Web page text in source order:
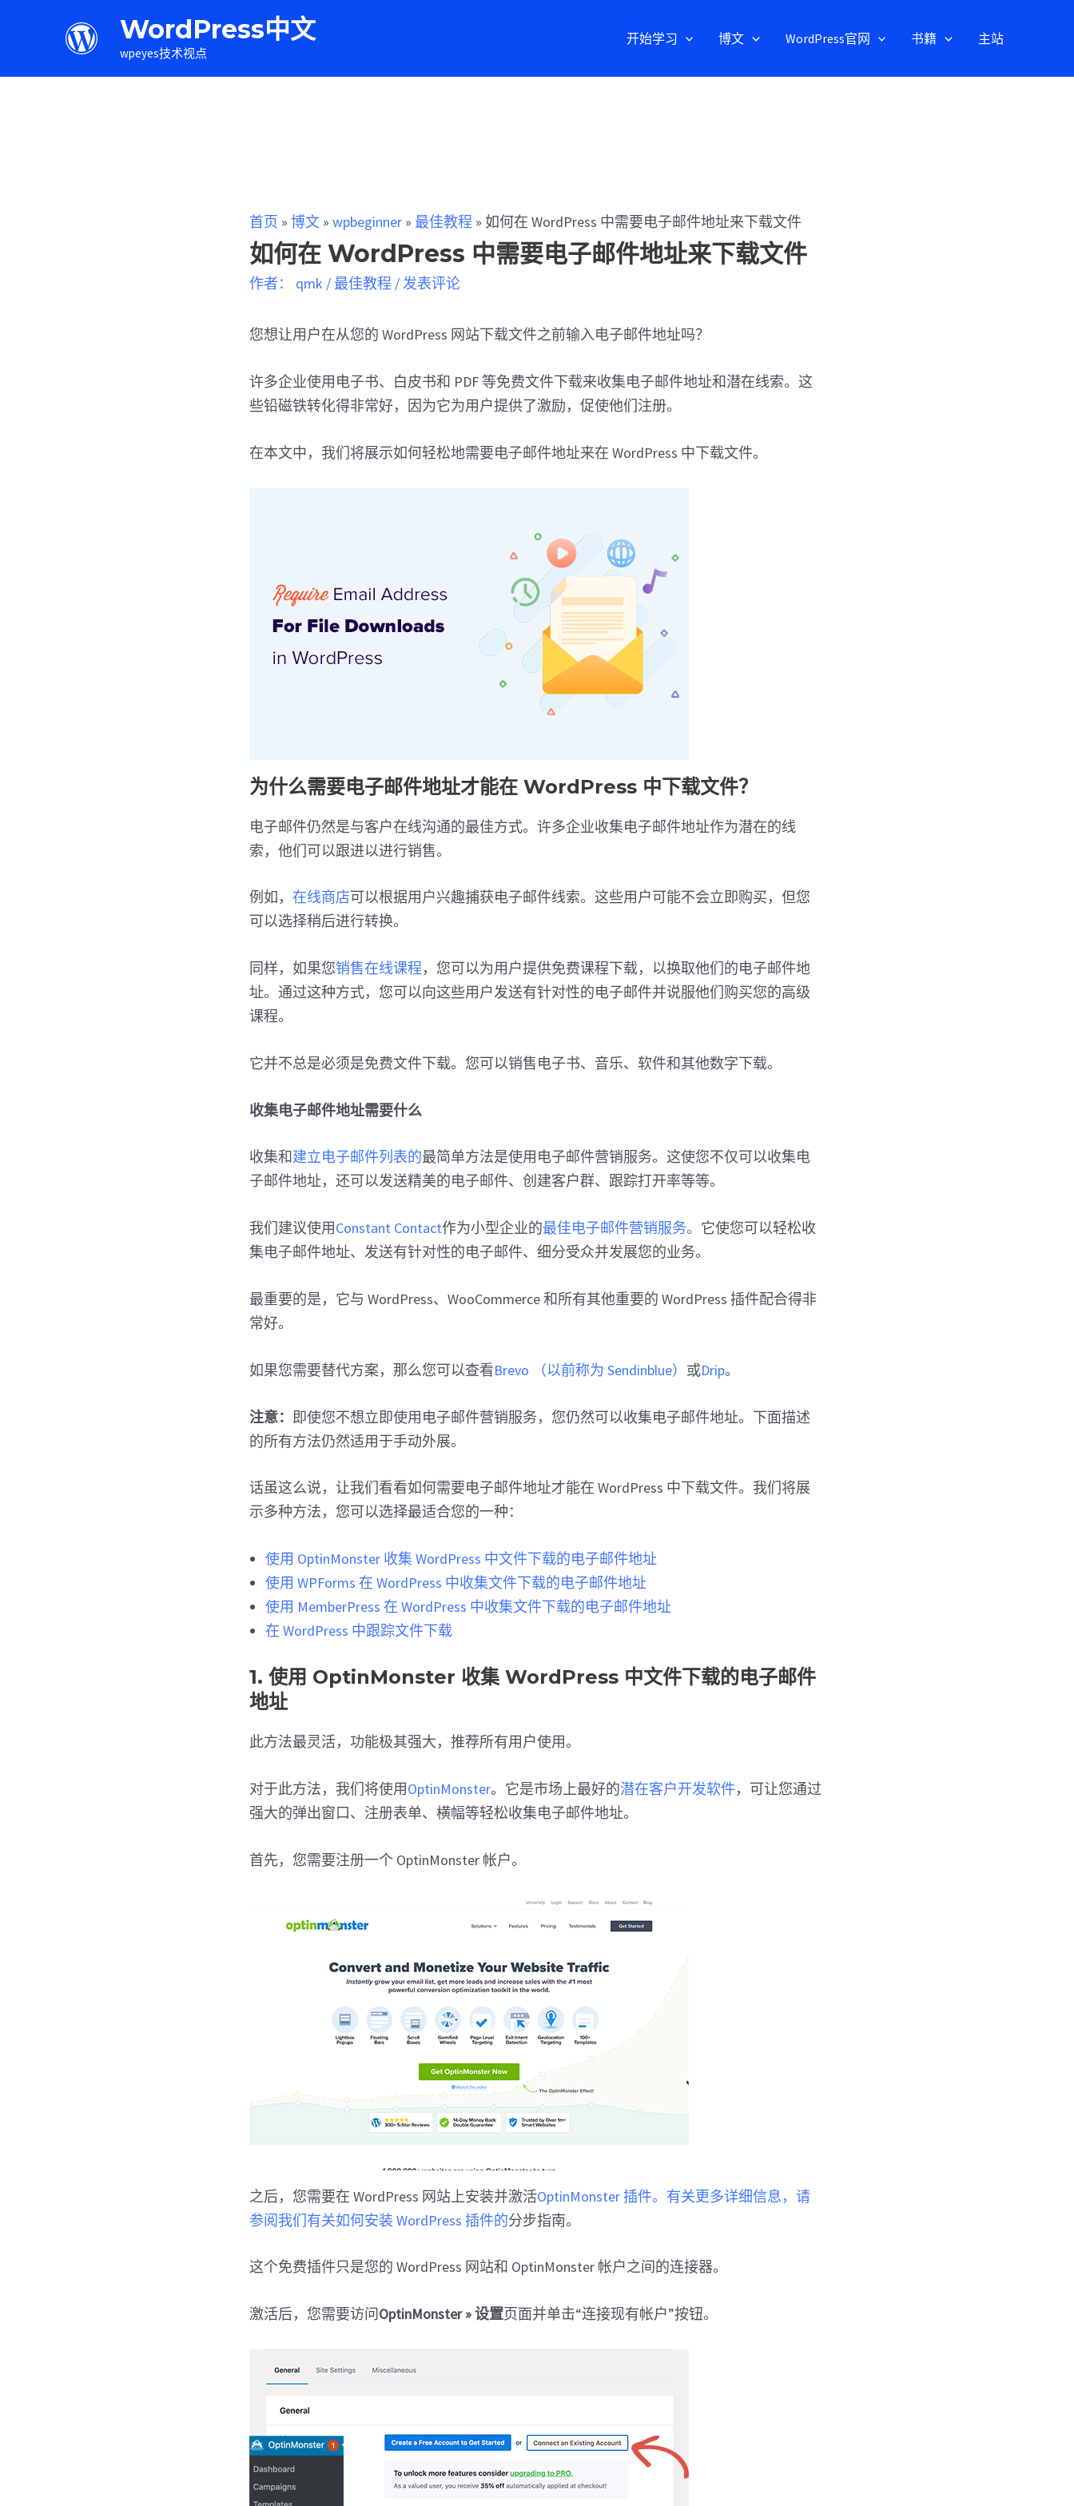
WordPress中文
wpeyes技术视点
开始学习 博文 WordPress官网 书籍 主站
首页 »博文 »wpbeginner » 最佳教程 »如何在 WordPress 中需要电子邮件地址来下载文件
如何在 WordPress 中需要电子邮件地址来下载文件
作者： qmk / 最佳教程 /发表评论
您想让用户在从您的 WordPress 网站下载文件之前输入电子邮件地址吗？
许多企业使用电子书、白皮书和 PDF 等免费文件下载来收集电子邮件地址和潜在线索。这
些铅磁铁转化得非常好，因为它为用户提供了激励，促使他们注册。
在本文中，我们将展示如何轻松地需要电子邮件地址来在 WordPress 中下载文件。
为什么需要电子邮件地址才能在 WordPress 中下载文件？
电子邮件仍然是与客户在线沟通的最佳方式。许多企业收集电子邮件地址作为潜在的线
索，他们可以跟进以进行销售。
例如，在线商店可以根据用户兴趣捕获电子邮件线索。这些用户可能不会立即购买，但您
可以选择稍后进行转换。
同样，如果您销售在线课程，您可以为用户提供免费课程下载，以换取他们的电子邮件地
址。通过这种方式，您可以向这些用户发送有针对性的电子邮件并说服他们购买您的高级
课程。
它并不总是必须是免费文件下载。您可以销售电子书、音乐、软件和其他数字下载。
收集电子邮件地址需要什么
收集和建立电子邮件列表的最简单方法是使用电子邮件营销服务。这使您不仅可以收集电
子邮件地址，还可以发送精美的电子邮件、创建客户群、跟踪打开率等等。
我们建议使用Constant Contact作为小型企业的最佳电子邮件营销服务。 它使您可以轻松收
集电子邮件地址、发送有针对性的电子邮件、细分受众并发展您的业务。
最重要的是，它与 WordPress、WooCommerce 和所有其他重要的 WordPress 插件配合得非
常好。
如果您需要替代方案，那么您可以查看Brevo （以前称为 Sendinblue） 或Drip。
注意： 即使您不想立即使用电子邮件营销服务，您仍然可以收集电子邮件地址。下面描述
的所有方法仍然适用于手动外展。
话虽这么说，让我们看看如何需要电子邮件地址才能在 WordPress 中下载文件。我们将展
示多种方法，您可以选择最适合您的一种：
使用 OptinMonster 收集 WordPress 中文件下载的电子邮件地址
使用 WPForms 在 WordPress 中收集文件下载的电子邮件地址
使用 MemberPress 在 WordPress 中收集文件下载的电子邮件地址
在 WordPress 中跟踪文件下载
1. 使用 OptinMonster 收集 WordPress 中文件下载的电子邮件
地址
此方法最灵活，功能极其强大，推荐所有用户使用。
对于此方法，我们将使用OptinMonster。它是市场上最好的潜在客户开发软件，可让您通过
强大的弹出窗口、注册表单、横幅等轻松收集电子邮件地址。
首先，您需要注册一个 OptinMonster 帐户。
之后，您需要在 WordPress 网站上安装并激活OptinMonster 插件。 有关更多详细信息，请
参阅我们有关如何安装 WordPress 插件的分步指南。
这个免费插件只是您的 WordPress 网站和 OptinMonster 帐户之间的连接器。
激活后，您需要访问OptinMonster » 设置页面并单击“连接现有帐户”按钮。